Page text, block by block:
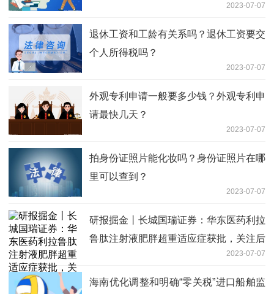
2023-07-07
退休工资和工龄有关系吗？退休工资要交
个人所得税吗？
2023-07-07
外观专利申请一般要多少钱？外观专利申
请最快几天？
2023-07-07
拍身份证照片能化妆吗？身份证照片在哪
里可以查到？
2023-07-07
研报掘金丨长城国瑞证券：华东医药利拉
鲁肽注射液肥胖超重适应症获批，关注后
2023-07-07
海南优化调整和明确“零关税”进口船舶监